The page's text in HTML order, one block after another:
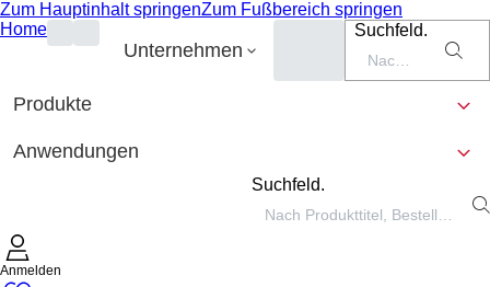
Zum Hauptinhalt springenZum Fußbereich springen
Home
Unternehmen
Suchfeld.
Produkte
Anwendungen
Suchfeld.
Anmelden